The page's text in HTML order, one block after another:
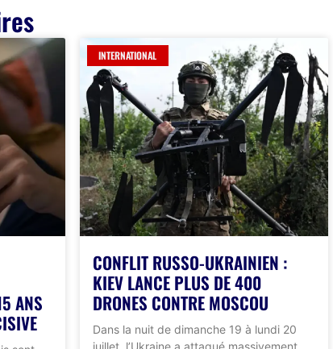
ANS
INTERNATIONAL
CONFLIT RUSSO-UKRAINIEN :
KIEV LANCE PLUS DE 400
DRONES CONTRE MOSCOU
Dans la nuit de dimanche 19 à lundi 20